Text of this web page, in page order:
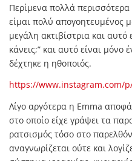
Περίμενα πολλά περισσότερα
είμαι πολύ απογοητευμένος
μεγάλη ακτιβίστρια και
κάνεις;” και αυτό είναι μόνο
δέχτηκε η ηθοποιός.
https://www.instagram.com/
Λίγο αργότερα η Emma
στο οποίο είχε γράψει τα
ρατσισμός τόσο στο
αναγνωρίζεται ούτε και